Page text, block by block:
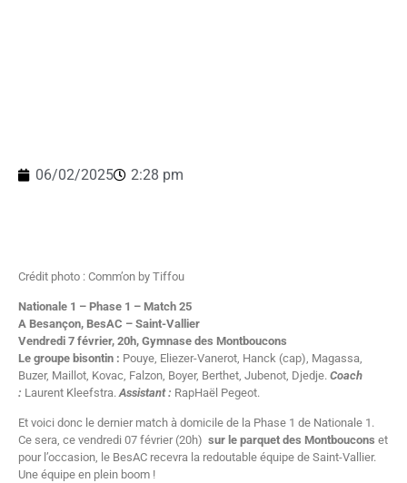
06/02/2025 2:28 pm
Crédit photo : Comm’on by Tiffou
Nationale 1 – Phase 1 – Match 25
A Besançon, BesAC – Saint-Vallier
Vendredi 7 février, 20h, Gymnase des Montboucons
Le groupe bisontin : Pouye, Eliezer-Vanerot, Hanck (cap), Magassa,
Buzer, Maillot, Kovac, Falzon, Boyer, Berthet, Jubenot, Djedje. Coach
: Laurent Kleefstra. Assistant : RapHaël Pegeot.
Et voici donc le dernier match à domicile de la Phase 1 de Nationale 1.
Ce sera, ce vendredi 07 février (20h) sur le parquet des Montboucons et
pour l’occasion, le BesAC recevra la redoutable équipe de Saint-Vallier.
Une équipe en plein boom !